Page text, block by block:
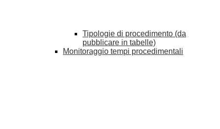
Tipologie di procedimento (da
pubblicare in tabelle)
Monitoraggio tempi procedimentali